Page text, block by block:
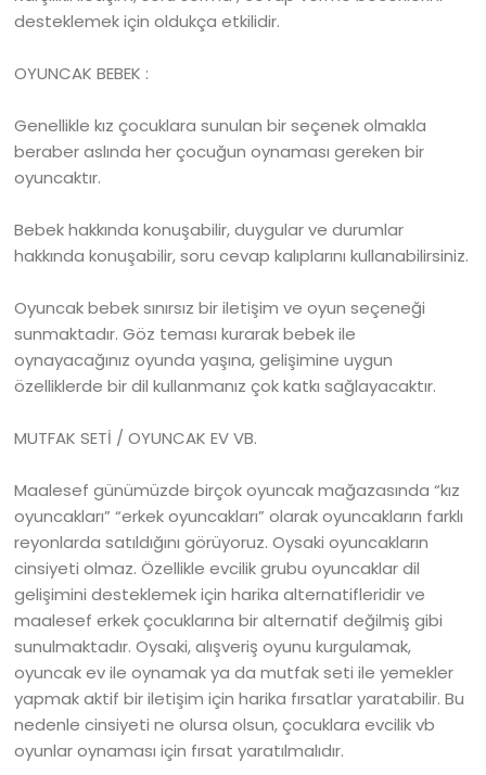
desteklemek için oldukça etkilidir.
OYUNCAK BEBEK :
Genellikle kız çocuklara sunulan bir seçenek olmakla
beraber aslında her çocuğun oynaması gereken bir
oyuncaktır.
Bebek hakkında konuşabilir, duygular ve durumlar
hakkında konuşabilir, soru cevap kalıplarını kullanabilirsiniz.
Oyuncak bebek sınırsız bir iletişim ve oyun seçeneği
sunmaktadır. Göz teması kurarak bebek ile
oynayacağınız oyunda yaşına, gelişimine uygun
özelliklerde bir dil kullanmanız çok katkı sağlayacaktır.
MUTFAK SETİ / OYUNCAK EV VB.
Maalesef günümüzde birçok oyuncak mağazasında “kız
oyuncakları” “erkek oyuncakları” olarak oyuncakların farklı
reyonlarda satıldığını görüyoruz. Oysaki oyuncakların
cinsiyeti olmaz. Özellikle evcilik grubu oyuncaklar dil
gelişimini desteklemek için harika alternatifleridir ve
maalesef erkek çocuklarına bir alternatif değilmiş gibi
sunulmaktadır. Oysaki, alışveriş oyunu kurgulamak,
oyuncak ev ile oynamak ya da mutfak seti ile yemekler
yapmak aktif bir iletişim için harika fırsatlar yaratabilir. Bu
nedenle cinsiyeti ne olursa olsun, çocuklara evcilik vb
oyunlar oynaması için fırsat yaratılmalıdır.